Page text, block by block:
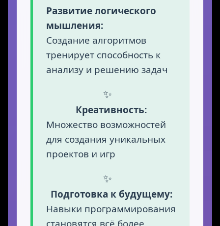
Развитие логического
мышления:
Создание алгоритмов
тренирует способность к
анализу и решению задач
Креативность:
Множество возможностей
для создания уникальных
проектов и игр
Подготовка к будущему:
Навыки программирования